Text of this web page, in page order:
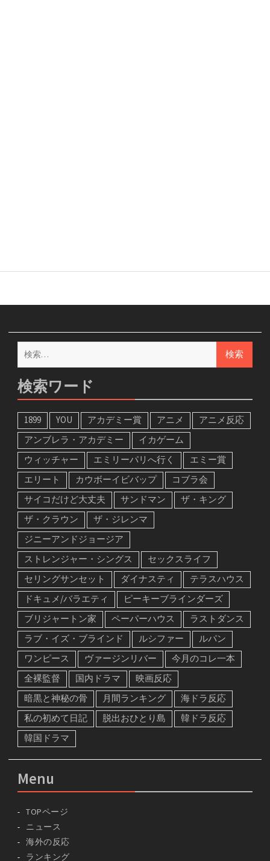
検
索:
検索ワード
1899 YOU アカデミー賞 アニメ
アニメ反応
アンブレラ・アカデミー
イカゲーム
ウィッチャー
エミリーパリへ行く
エミー賞
エリート
カウボーイビバップ
コブラ会
サイコだけど大丈夫
サンドマン
ザ・キング
ザ・クラウン
ザ・ジレンマ
ジニーアンドジョージア
ストレンジャー・シングス
セックスライフ
セリングサンセット
ダイナスティ
テラスハウス
ドキュメ/バラエティ
ピーキーブラインダーズ
ブリジャートン家
ペーパーハウス
ラストダンス
ラブ・イズ・ブラインド
ルシファー
ルパン
ワンピース
ヴァージンリバー
今月のコレ一本
全裸監督
国内ドラマ
映画反応
暗黒と神秘の骨
月間ランキング
海ドラ反応
私の初めて日記
脱出おひとり島
韓ドラ反応
韓国ドラマ
Menu
TOPページ
ニュース
海外の反応
ランキング